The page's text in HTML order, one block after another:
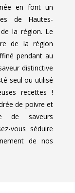
en font un
de Hautes-
la région. Le
de la région
pendant au
distinctive
seul ou utilisé
recettes !
de poivre et
de saveurs
vous séduire
de nos